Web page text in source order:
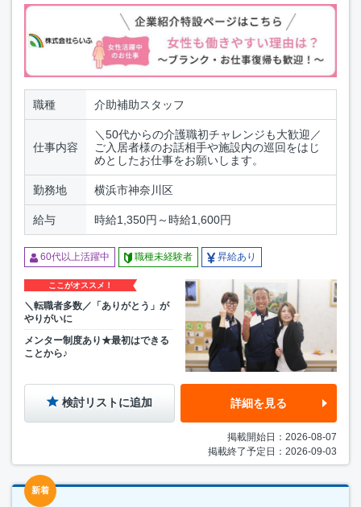
職種 介助補助スタッフ
仕事内容
＼50代からの介護職初チャレンジも大歓迎／
ご入居者様のお話相手や施設内の巡回をはじ
めとしたお仕事をお願いします。
勤務地 横浜市神奈川区
給与 時給1,350円～時給1,600円
60代以上活躍中 職種未経験者 昇給あり
ここがオススメ！
＼転職者多数／「ありがとう」が
やりがいに
メンター制度あり★最初はできる
ことから♪
検討リストに追加 詳細を見る
掲載開始日：2026-08-07
掲載終了予定日：2026-09-03
新着